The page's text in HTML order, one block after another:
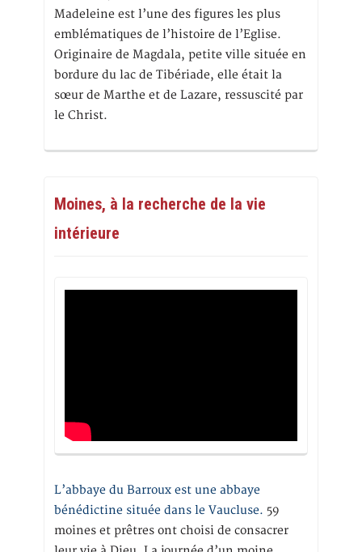
Madeleine est l’une des figures les plus
emblématiques de l’histoire de l’Eglise.
Originaire de Magdala, petite ville située en
bordure du lac de Tibériade, elle était la
sœur de Marthe et de Lazare, ressuscité par
le Christ.
Moines, à la recherche de la vie
intérieure
L’abbaye du Barroux est une abbaye
bénédictine située dans le Vaucluse. 59
moines et prêtres ont choisi de consacrer